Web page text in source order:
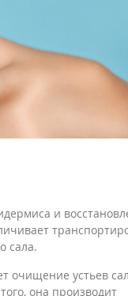
и
сала.
очищение устьев
она производит